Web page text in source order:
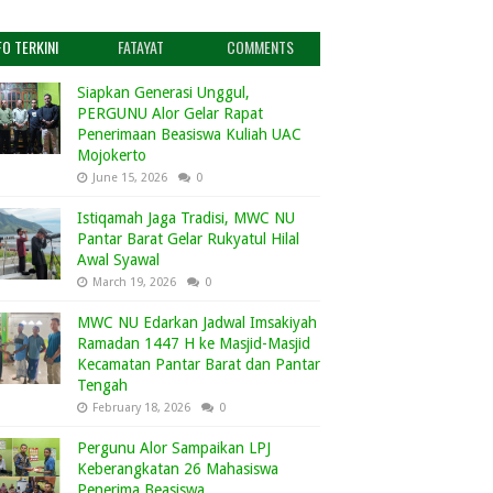
TERKINI FATAYAT COMMENTS
Siapkan Generasi Unggul,
PERGUNU Alor Gelar Rapat
Penerimaan Beasiswa Kuliah UAC
Mojokerto
June 15, 2026 0
Istiqamah Jaga Tradisi, MWC NU
Pantar Barat Gelar Rukyatul Hilal
Awal Syawal
March 19, 2026 0
MWC NU Edarkan Jadwal Imsakiyah
Ramadan 1447 H ke Masjid-Masjid
Kecamatan Pantar Barat dan Pantar
Tengah
February 18, 2026 0
Pergunu Alor Sampaikan LPJ
Keberangkatan 26 Mahasiswa